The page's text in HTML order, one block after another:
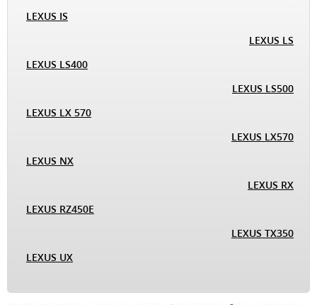
LEXUS IS
LEXUS LS
LEXUS LS400
LEXUS LS500
LEXUS LX 570
LEXUS LX570
LEXUS NX
LEXUS RX
LEXUS RZ450E
LEXUS TX350
LEXUS UX